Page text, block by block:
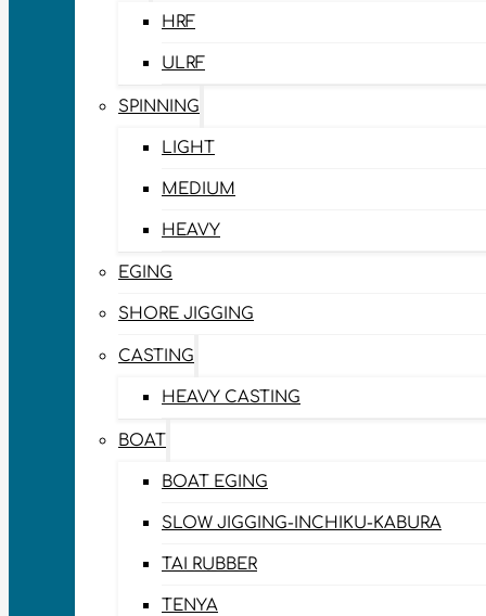
HRF
ULRF
SPINNING
LIGHT
MEDIUM
HEAVY
EGING
SHORE JIGGING
CASTING
HEAVY CASTING
BOAT
BOAT EGING
SLOW JIGGING-INCHIKU-KABURA
TAI RUBBER
TENYA